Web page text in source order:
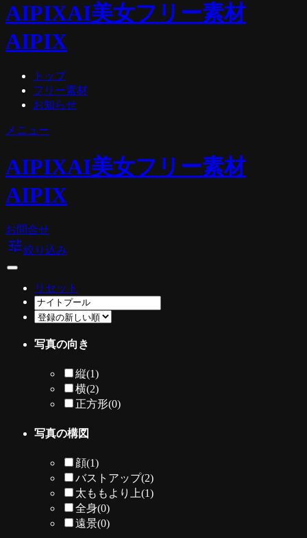
AIPIXAI美女フリー素材
AIPIX
トップ
フリー素材
お知らせ
メニュー
AIPIXAI美女フリー素材
AIPIX
お問合せ
tune絞り込み
リセット
写真の向き
縦(1)
横(2)
正方形(0)
写真の構図
顔(1)
バストアップ(2)
太ももより上(1)
全身(0)
遠景(0)